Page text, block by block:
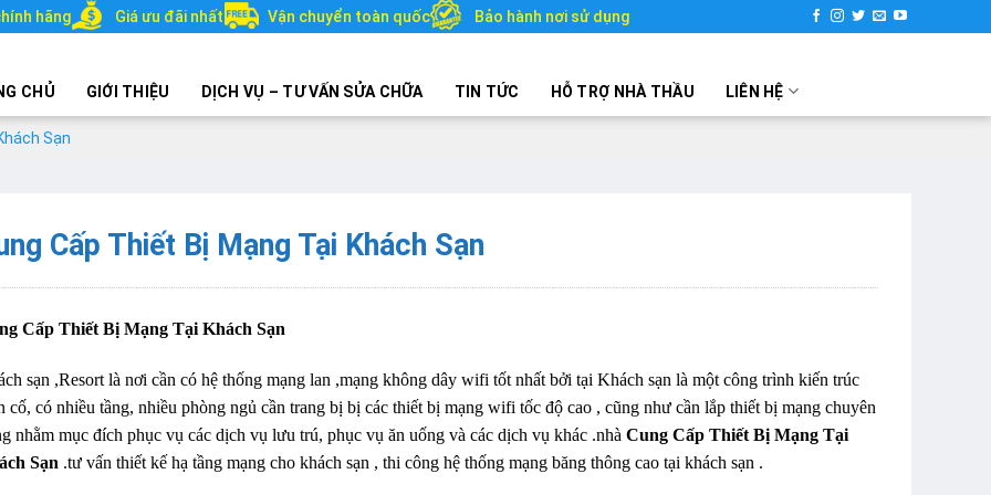
hãng Giá ưu đãi nhất Vận chuyển toàn quốc Bảo hành nơi sử dụng
CHỦ GIỚI THIỆU DỊCH VỤ – TƯ VẤN SỬA CHỮA TIN TỨC HỖ TRỢ NHÀ THẦU LIÊN HỆ
Sạn
Cấp Thiết Bị Mạng Tại Khách Sạn
Cấp Thiết Bị Mạng Tại Khách Sạn
sạn ,Resort là nơi cần có hệ thống mạng lan ,mạng không dây wifi tốt nhất bởi tại Khách sạn là một công trình kiến trúc
cố, có nhiều tầng, nhiều phòng ngủ cần trang bị bị các thiết bị mạng wifi tốc độ cao , cũng như cần lắp thiết bị mạng chuyên
nhằm mục đích phục vụ các dịch vụ lưu trú, phục vụ ăn uống và các dịch vụ khác .nhà Cung Cấp Thiết Bị Mạng Tại
Sạn .tư vấn thiết kế hạ tầng mạng cho khách sạn , thi công hệ thống mạng băng thông cao tại khách sạn .